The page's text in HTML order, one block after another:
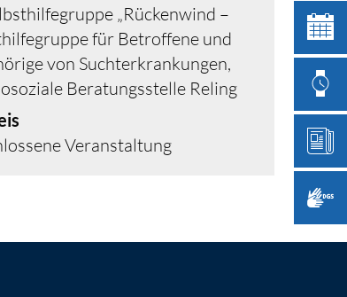
„Rückenwind –
für Betroffene und
von Suchterkrankungen,
Beratungsstelle Reling
Veranstaltung